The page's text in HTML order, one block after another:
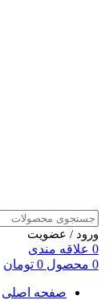
ورود / عضویت
0 علاقه مندی
0 محصول 0 تومان
صفحه اصلی